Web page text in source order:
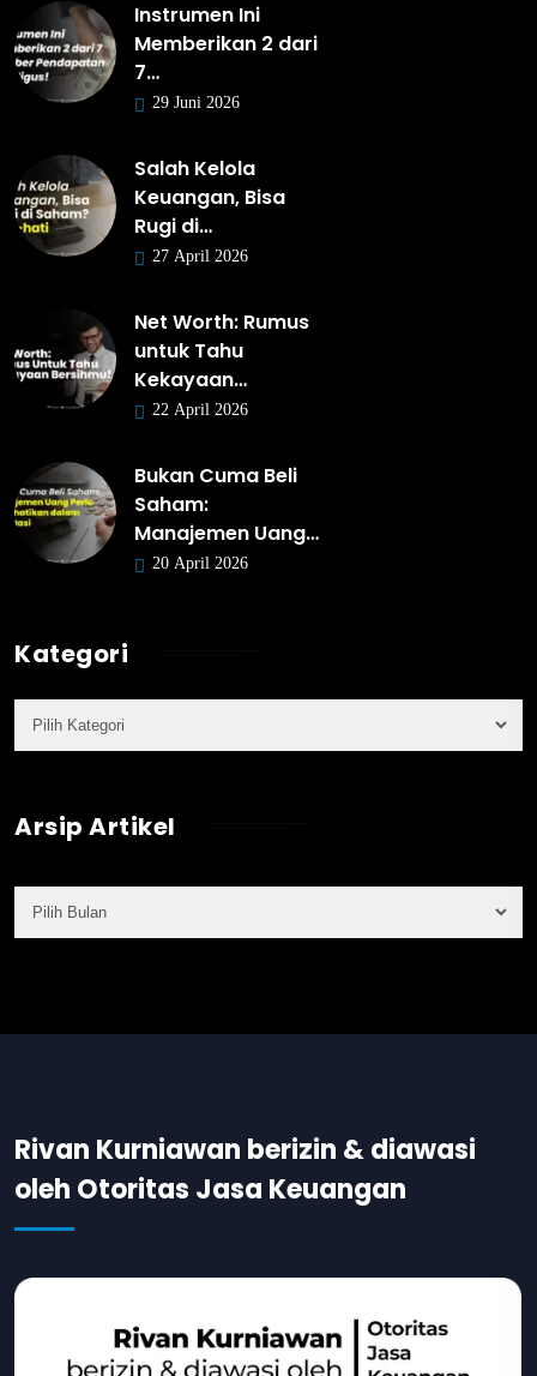
Instrumen Ini
Memberikan 2 dari
7…
29 Juni 2026
Salah Kelola
Keuangan, Bisa
Rugi di…
27 April 2026
Net Worth: Rumus
untuk Tahu
Kekayaan…
22 April 2026
Bukan Cuma Beli
Saham:
Manajemen Uang…
20 April 2026
Kategori
Arsip Artikel
Rivan Kurniawan berizin & diawasi
oleh Otoritas Jasa Keuangan